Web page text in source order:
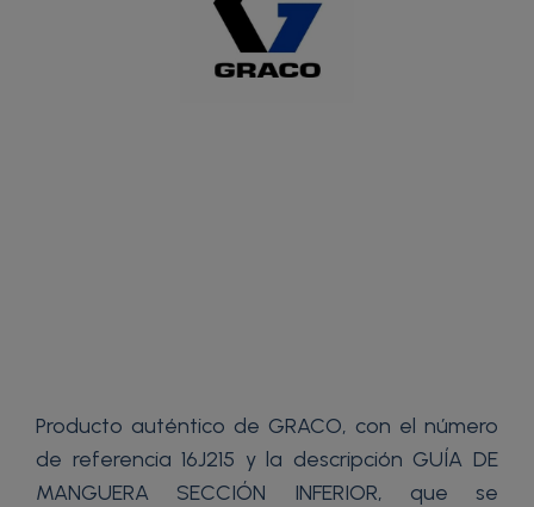
Producto auténtico de GRACO, con el número
de referencia 16J215 y la descripción GUÍA DE
MANGUERA SECCIÓN INFERIOR, que se